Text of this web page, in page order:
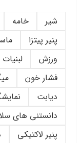
شیر خامه
پنیر پیتزا
ورزش
لبنیات
فشار خون
دیابت
دانستنی های
پنیر لاکتیکی